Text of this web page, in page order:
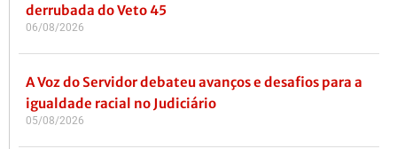
derrubada do Veto 45
06/08/2026
A Voz do Servidor debateu avanços e desafios para a
igualdade racial no Judiciário
05/08/2026